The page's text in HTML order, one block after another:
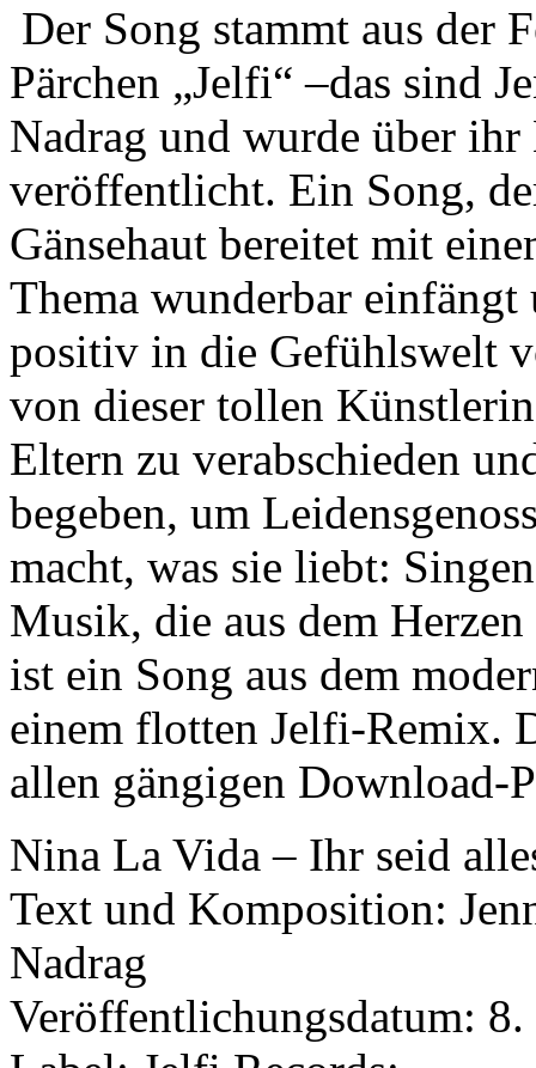
Der Song stammt aus der
Pärchen „Jelfi“ –das sind
Nadrag und wurde über
veröffentlicht. Ein Song,
Gänsehaut bereitet mit
Thema wunderbar
positiv in die Gefühlswelt
von dieser tollen
Eltern zu verabschieden
begeben, um
macht, was sie liebt:
Musik, die aus dem
ist ein Song aus dem
einem flotten Jelfi-Remix.
allen gängigen Download-
Nina La Vida – Ihr seid
Text und Komposition:
Nadrag
Veröffentlichungsdatum: